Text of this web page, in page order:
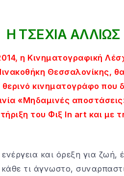
Η ΤΣΕΧΙΑ ΑΛΛΙΩΣ
η Κινηματογραφική
Θεσσαλονίκης,
κινηματογράφο που
«Μηδαμινές
του Φιξ In art και με
και όρεξη για ζωή,
τι άγνωστο,